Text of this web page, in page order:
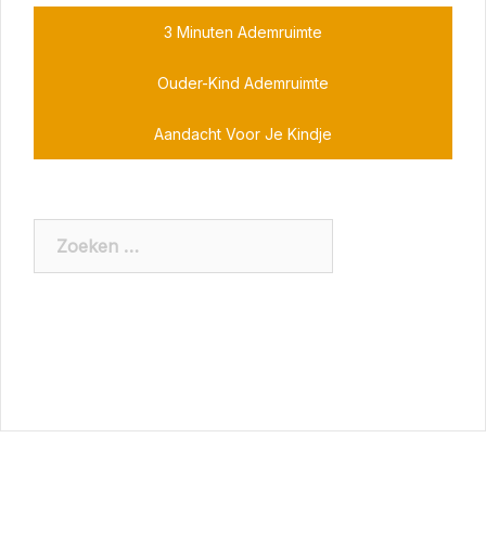
3 Minuten Ademruimte
Ouder-Kind Ademruimte
Aandacht Voor Je Kindje
naar: